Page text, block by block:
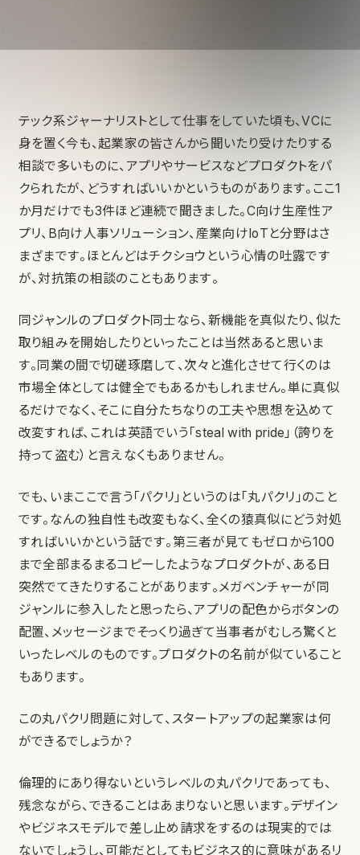
テック系ジャーナリストとして仕事をしていた頃も、VCに
身を置く今も、起業家の皆さんから聞いたり受けたりする
相談で多いものに、アプリやサービスなどプロダクトをパ
クられたが、どうすればいいかというものがあります。ここ1
か月だけでも3件ほど連続で聞きました。C向け生産性ア
プリ、B向け人事ソリューション、産業向けIoTと分野はさ
まざまです。ほとんどはチクショウという心情の吐露です
が、対抗策の相談のこともあります。
同ジャンルのプロダクト同士なら、新機能を真似たり、似た
取り組みを開始したりといったことは当然あると思いま
す。同業の間で切磋琢磨して、次々と進化させて行くのは
市場全体としては健全でもあるかもしれません。単に真似
るだけでなく、そこに自分たちなりの工夫や思想を込めて
改変すれば、これは英語でいう「steal with pride」（誇りを
持って盗む）と言えなくもありません。
でも、いまここで言う「パクリ」というのは「丸パクリ」のこと
です。なんの独自性も改変もなく、全くの猿真似にどう対処
すればいいかという話です。第三者が見てもゼロから100
まで全部まるまるコピーしたようなプロダクトが、ある日
突然でてきたりすることがあります。メガベンチャーが同
ジャンルに参入したと思ったら、アプリの配色からボタンの
配置、メッセージまでそっくり過ぎて当事者がむしろ驚くと
いったレベルのものです。プロダクトの名前が似ていること
もあります。
この丸パクリ問題に対して、スタートアップの起業家は何
ができるでしょうか？
倫理的にあり得ないというレベルの丸パクリであっても、
残念ながら、できることはあまりないと思います。デザイン
やビジネスモデルで差し止め請求をするのは現実的では
ないでしょうし、可能だとしてもビジネス的に意味があるリ